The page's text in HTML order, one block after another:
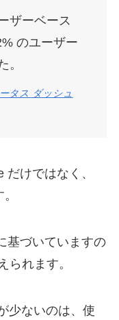
ザーベース
のユーザー
。
タス ダッシュ
けではなく、
基づいていますの
られます。
少ないのは、使